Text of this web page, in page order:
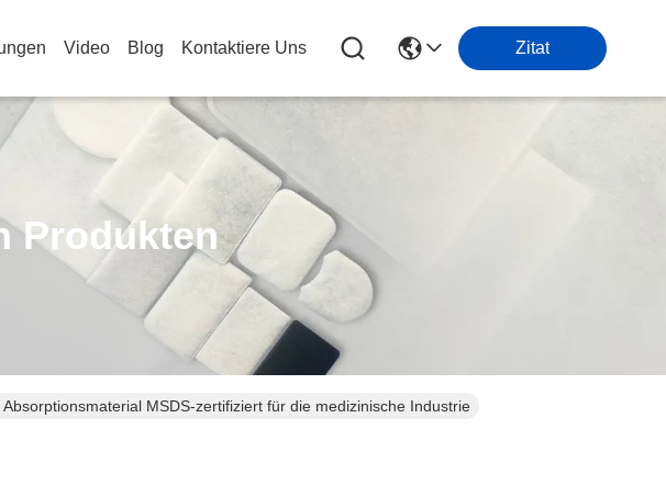
Video Blog Kontaktiere Uns Zitat
Produkten
MSDS-zertifiziert für die medizinische Industrie